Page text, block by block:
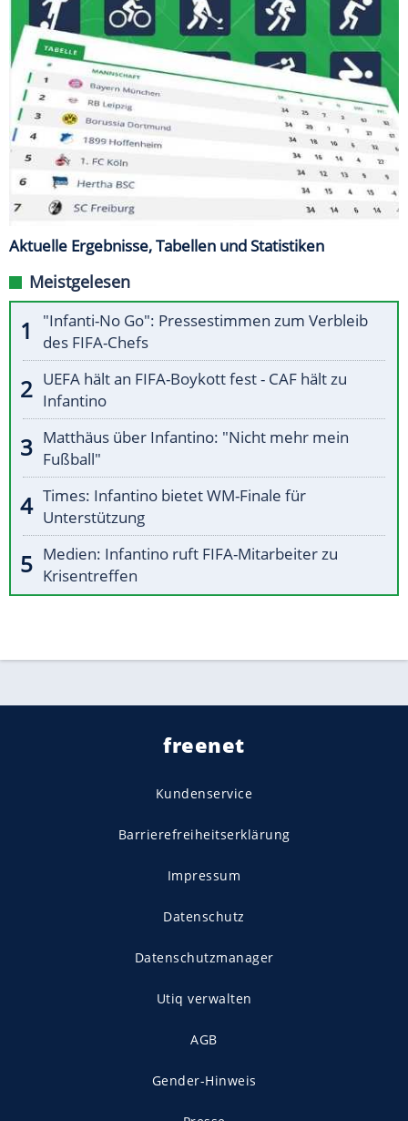
Aktuelle Ergebnisse, Tabellen und Statistiken
Meistgelesen
"Infanti-No Go": Pressestimmen zum Verbleib
des FIFA-Chefs
UEFA hält an FIFA-Boykott fest - CAF hält zu
Infantino
Matthäus über Infantino: "Nicht mehr mein
Fußball"
Times: Infantino bietet WM-Finale für
Unterstützung
Medien: Infantino ruft FIFA-Mitarbeiter zu
Krisentreffen
freenet
Kundenservice
Barrierefreiheitserklärung
Impressum
Datenschutz
Datenschutzmanager
Utiq verwalten
AGB
Gender-Hinweis